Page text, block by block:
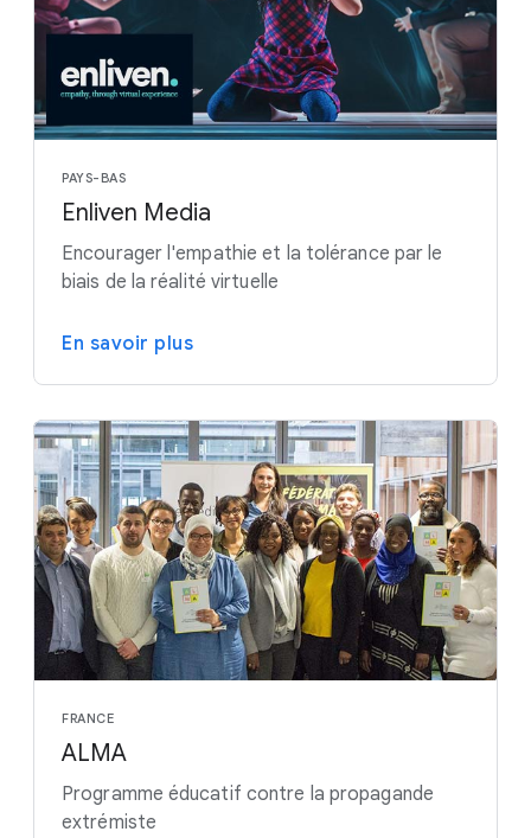
PAYS-BAS
Enliven Media
Encourager l'empathie et la tolérance par le
biais de la réalité virtuelle
En savoir plus
FRANCE
ALMA
Programme éducatif contre la propagande
extrémiste